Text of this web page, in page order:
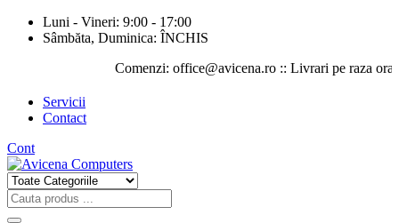
Luni - Vineri: 9:00 - 17:00
Sâmbăta, Duminica: ÎNCHIS
Comenzi: office@avicena.ro :: Livrari pe raza
Servicii
Contact
Cont